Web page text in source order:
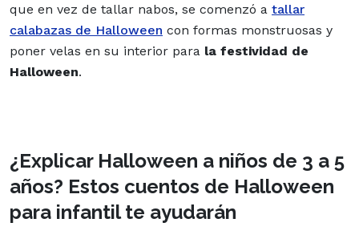
que en vez de tallar nabos, se comenzó a tallar
calabazas de Halloween con formas monstruosas y
poner velas en su interior para la festividad de
Halloween.
¿Explicar Halloween a niños de 3 a 5
años? Estos cuentos de Halloween
para infantil te ayudarán